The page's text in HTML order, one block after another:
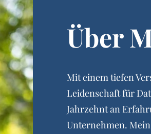
Über
Mit einem tiefen
Leidenschaft für
Jahrzehnt an
Unternehmen.